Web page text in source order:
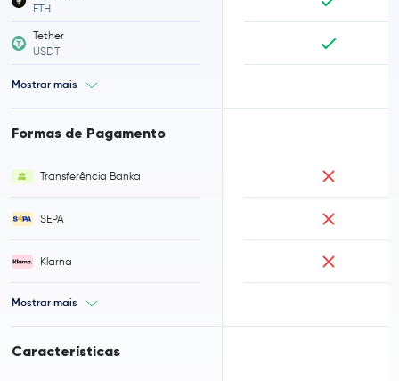
ETH
Tether
USDT
Mostrar mais
Formas de Pagamento
Transferência Banka
SEPA
Klarna
Mostrar mais
Características